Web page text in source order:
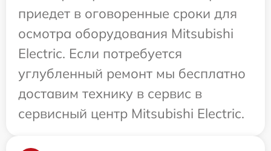
приедет в оговоренные сроки для
осмотра оборудования Mitsubishi
Electric. Если потребуется
углубленный ремонт мы бесплатно
доставим технику в сервис в
сервисный центр Mitsubishi Electric.